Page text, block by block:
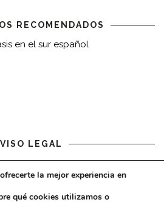
RECOMENDADOS
en el sur español
LEGAL
la mejor experiencia en
qué cookies utilizamos o